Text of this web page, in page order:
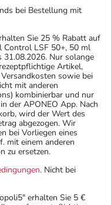
bei Bestellung mit
Sie 25 % Rabatt auf
Control LSF 50+, 50 ml
31.08.2026. Nur solange
Artikel,
sowie bei
mit anderen
kombinierbar und nur
der APONEO App. Nach
wird der Wert des
abgezogen. Wir
bei Vorliegen eines
mit einem anderen
zu ersetzen.
. Nicht bei
erhalten Sie 5 €